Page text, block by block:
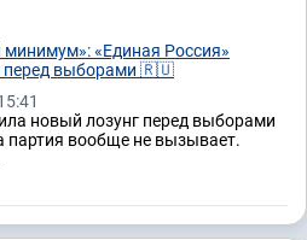
«Единая Россия»
перед выборами 🇷🇺
новый лозунг перед выборами
партия вообще не вызывает.